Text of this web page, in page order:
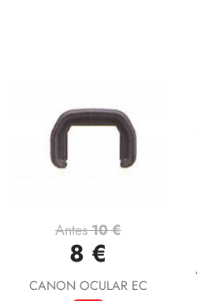
Antes10 €
8 €
CANON OCULAR EC